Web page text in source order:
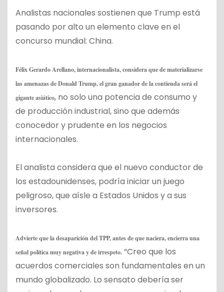
Analistas nacionales sostienen que Trump está
pasando por alto un elemento clave en el
concurso mundial: China.
Félix Gerardo Arellano, internacionalista, considera que de materializarse
las amenazas de Donald Trump, el gran ganador de la contienda será el
gigante asiático, no solo una potencia de consumo y
de producción industrial, sino que además
conocedor y prudente en los negocios
internacionales.
El analista considera que el nuevo conductor de
los estadounidenses, podría iniciar un juego
peligroso, que aísle a Estados Unidos y a sus
inversores.
Advierte que la desaparición del TPP, antes de que naciera, encierra una
señal política muy negativa y de irrespeto. “Creo que los
acuerdos comerciales son fundamentales en un
mundo globalizado. Lo sensato debería ser